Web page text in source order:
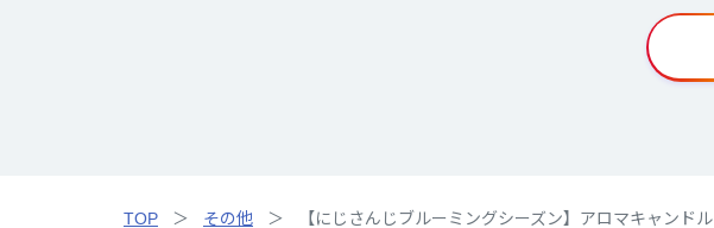
TOP その他 【にじさんじブルーミングシーズン】アロマキャンドル